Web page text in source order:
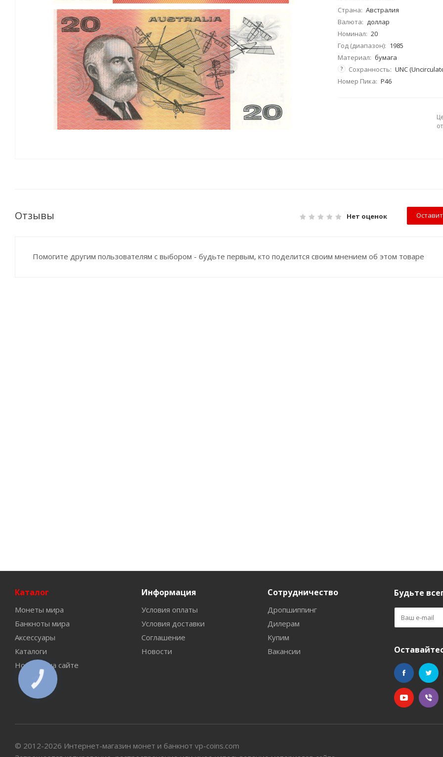
Страна: Австралия
Валюта: доллар
Номинал: 20
Год (диапазон): 1985
Материал: бумага
? Сохранность: UNC
Номер Пика: P46
Отзывы Нет оценок
Помогите другим пользователям с выбором - будьте первым, кто поделится своим мнением об этом товаре
Каталог
Монеты мира
Банкноты мира
Аксессуары
Каталоги
Новинки на сайте
Информация
Условия оплаты
Условия доставки
Соглашение
Новости
Сотрудничество
Дропшиппинг
Дилерам
Купим
Вакансии
Будьте
© 2012-2026 Интернет-магазин монет и банкнот vp-coins.com
КНОПКА
СВЯЗИ